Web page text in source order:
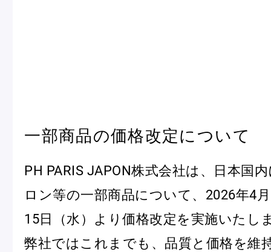
SUMMER GIFT 2026
Macarons
一部商品の価格改定について
PH PARIS JAPON株式会社は、日本国
ロン等の一部商品について、2026年4
15日（水）より価格改定を実施いたし
弊社ではこれまでも、品質と価格を維